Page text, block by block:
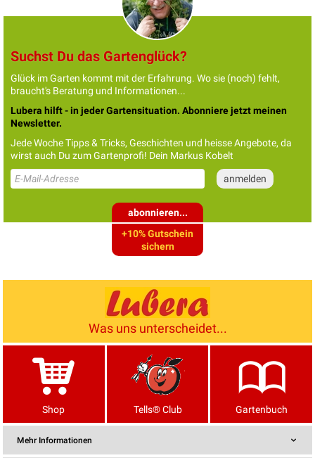
Suchst Du das Gartenglück?
Glück im Garten kommt mit der Erfahrung. Wo sie (noch) fehlt,
braucht's Beratung und Informationen...
Lubera hilft - in jeder Gartensituation. Abonniere jetzt meinen
Newsletter.
Jede Woche Tipps & Tricks, Geschichten und heisse Angebote, da
wirst auch Du zum Gartenprofi! Dein Markus Kobelt
abonnieren...
+10% Gutschein
sichern
Was uns unterscheidet...
Shop Tells® Club Gartenbuch
Mehr Informationen